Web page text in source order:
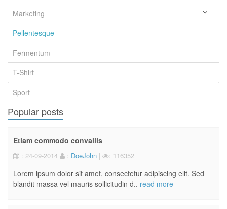
Marketing
Pellentesque
Fermentum
T-Shirt
Sport
Popular posts
Etiam commodo convallis
: 24-09-2014 : DoeJohn | : 116352
Lorem ipsum dolor sit amet, consectetur adipiscing elit. Sed
blandit massa vel mauris sollicitudin d.. read more